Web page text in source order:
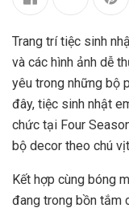
Trang trí tiệc sinh
và các hình ảnh dễ
yêu trong những bộ
đây, tiệc sinh nhật
chức tại Four
bộ decor theo chú
Kết hợp cùng bóng
đang trong bồn tắm